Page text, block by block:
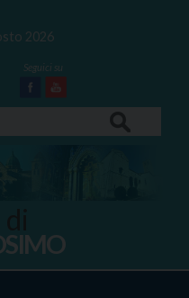
2026
Facebook
Youtube